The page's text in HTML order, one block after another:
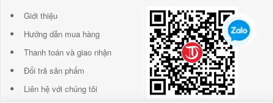
Giới thiệu
Hướng dẫn mua hàng
Thanh toán và giao nhận
Đổi trả sản phẩm
Liên hệ với chúng tôi